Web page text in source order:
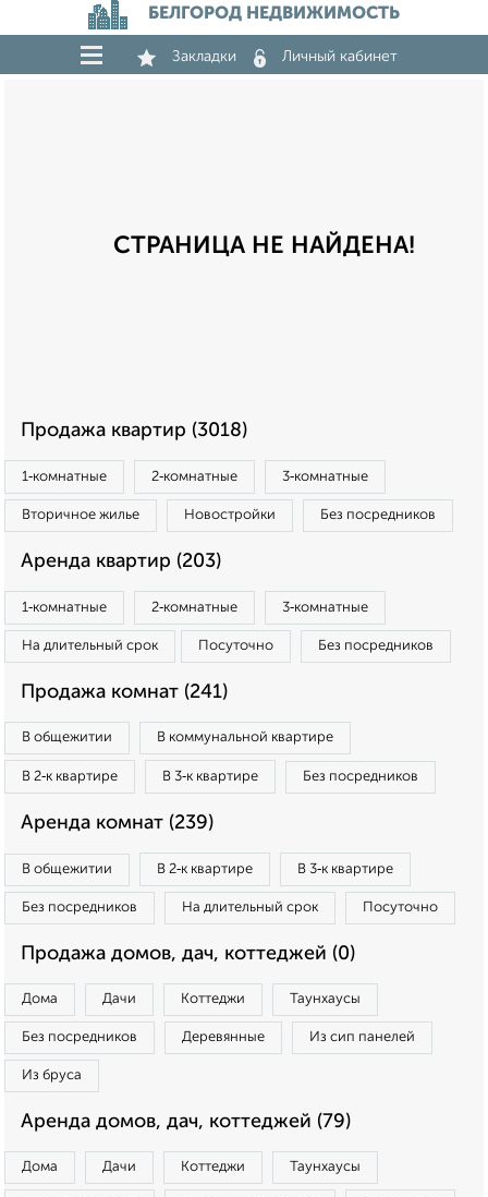
БЕЛГОРОД НЕДВИЖИМОСТЬ
Закладки Личный кабинет
СТРАНИЦА НЕ НАЙДЕНА!
Продажа квартир (3018)
1‑комнатные 2‑комнатные 3‑комнатные
Вторичное жилье Новостройки Без посредников
Аренда квартир (203)
1‑комнатные 2‑комнатные 3‑комнатные
На длительный срок Посуточно Без посредников
Продажа комнат (241)
В общежитии В коммунальной квартире
В 2‑к квартире В 3‑к квартире Без посредников
Аренда комнат (239)
В общежитии В 2‑к квартире В 3‑к квартире
Без посредников На длительный срок Посуточно
Продажа домов, дач, коттеджей (0)
Дома Дачи Коттеджи Таунхаусы
Без посредников Деревянные Из сип панелей
Из бруса
Аренда домов, дач, коттеджей (79)
Дома Дачи Коттеджи Таунхаусы